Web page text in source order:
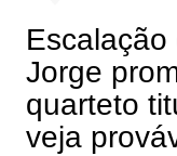
Escalação
Jorge
quarteto
veja